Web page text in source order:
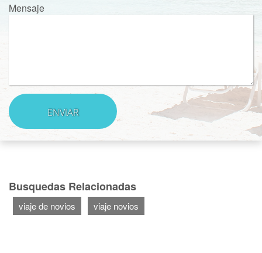
Mensaje
Busquedas Relacionadas
viaje de novios viaje novios